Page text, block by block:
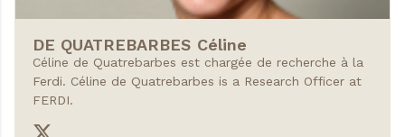
DE QUATREBARBES Céline
Céline de Quatrebarbes est chargée de recherche à la
Ferdi. Céline de Quatrebarbes is a Research Officer at
FERDI.